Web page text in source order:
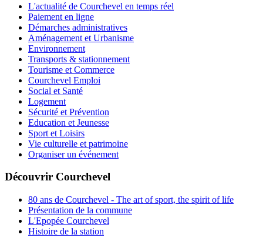
L'actualité de Courchevel en temps réel
Paiement en ligne
Démarches administratives
Aménagement et Urbanisme
Environnement
Transports & stationnement
Tourisme et Commerce
Courchevel Emploi
Social et Santé
Logement
Sécurité et Prévention
Education et Jeunesse
Sport et Loisirs
Vie culturelle et patrimoine
Organiser un événement
Découvrir Courchevel
80 ans de Courchevel - The art of sport, the spirit of life
Présentation de la commune
L'Epopée Courchevel
Histoire de la station